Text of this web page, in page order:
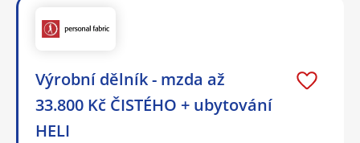
Výrobní dělník - mzda až
33.800 Kč ČISTÉHO + ubytování
HELI